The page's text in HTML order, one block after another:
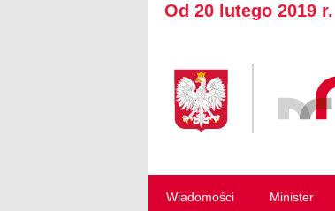
Od 20 lutego 2019
Wiadomości Minister